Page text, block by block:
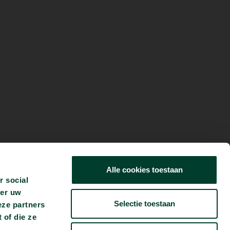
social
uw
partners
of die ze
Alle cookies toestaan
Selectie toestaan